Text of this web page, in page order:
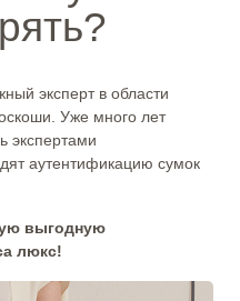
эксперт в области
Уже много лет
экспертами
аутентификацию сумок
выгодную
люкс!